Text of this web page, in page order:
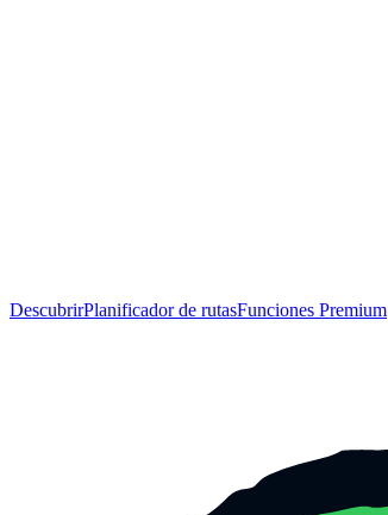
DescubrirPlanificador de rutasFunciones Premium